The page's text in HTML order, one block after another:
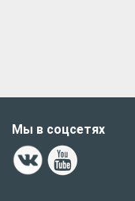
Мы в соцсетях